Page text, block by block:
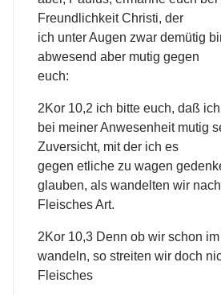
Freundlichkeit Christi, der
ich unter Augen zwar demütig
abwesend aber mutig gegen
euch:
2Kor 10,2 ich bitte euch, daß
bei meiner Anwesenheit mutig
Zuversicht, mit der ich es
gegen etliche zu wagen
glauben, als wandelten wir nach
Fleisches Art.
2Kor 10,3 Denn ob wir schon
wandeln, so streiten wir doch
Fleisches